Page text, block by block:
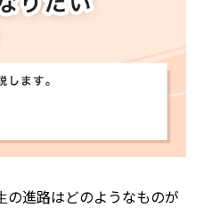
進路はどのようなものが